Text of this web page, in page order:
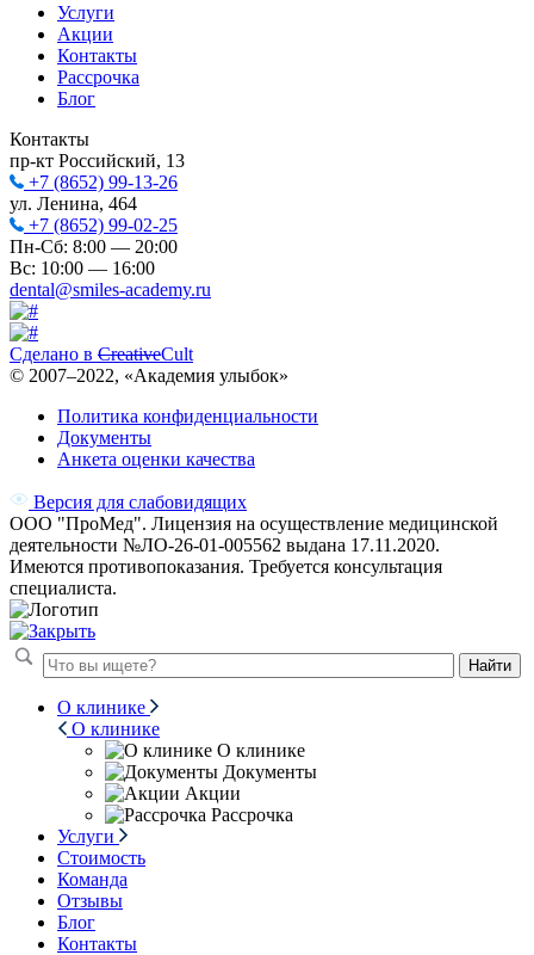
Услуги
Акции
Контакты
Рассрочка
Блог
Контакты
пр-кт Российский, 13
+7 (8652) 99-13-26
ул. Ленина, 464
+7 (8652) 99-02-25
Пн-Сб: 8:00 — 20:00
Вс: 10:00 — 16:00
dental@smiles-academy.ru
Сделано в CreativeCult
© 2007–2022, «Академия улыбок»
Политика конфиденциальности
Документы
Анкета оценки качества
Версия для слабовидящих
ООО "ПроМед". Лицензия на осуществление медицинской
деятельности №ЛО-26-01-005562 выдана 17.11.2020.
Имеются противопоказания. Требуется консультация
специалиста.
Найти
О клинике
О клинике
О клинике
Документы
Акции
Рассрочка
Услуги
Стоимость
Команда
Отзывы
Блог
Контакты